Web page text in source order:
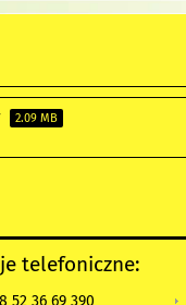
2.09 MB
telefoniczne: